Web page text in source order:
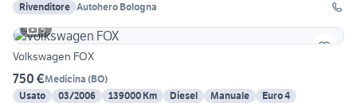
Rivenditore Autohero Bologna
5
Volkswagen FOX
750 €Medicina (BO)
Usato
03/2006 139000 Km Diesel Manuale Euro 4